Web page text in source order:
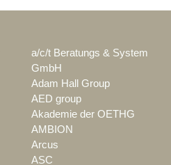
a/c/t Beratungs & System
GmbH
Adam Hall Group
AED group
Akademie der OETHG
AMBION
Arcus
ASC